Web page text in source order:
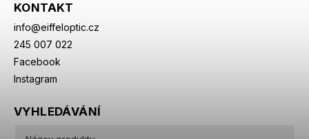
KONTAKT
info@eiffeloptic.cz
245 007 022
Facebook
Instagram
VYHLEDÁVÁNÍ